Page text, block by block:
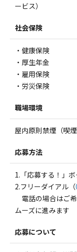
ービス）
社会保険
・健康保険
・厚生年金
・雇用保険
・労災保険
職場環境
屋内原則禁煙（喫
応募方法
1.「応募する！」
2.フリーダイアル（
電話の場合はご
ムーズに進みます
応募について